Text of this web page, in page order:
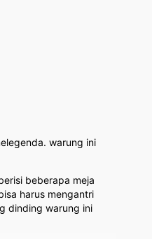
warung ini
beberapa meja
harus mengantri
dinding warung ini